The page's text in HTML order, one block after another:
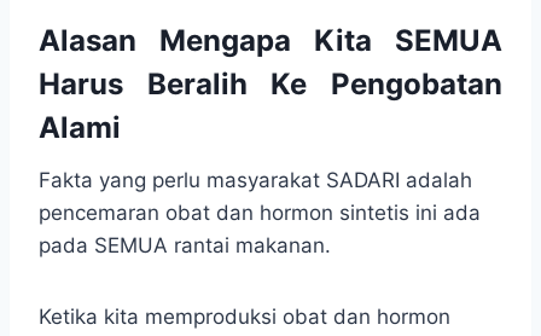
Alasan Mengapa Kita SEMUA
Harus Beralih Ke Pengobatan
Alami
Fakta yang perlu masyarakat SADARI adalah
pencemaran obat dan hormon sintetis ini ada
pada SEMUA rantai makanan.
Ketika kita memproduksi obat dan hormon